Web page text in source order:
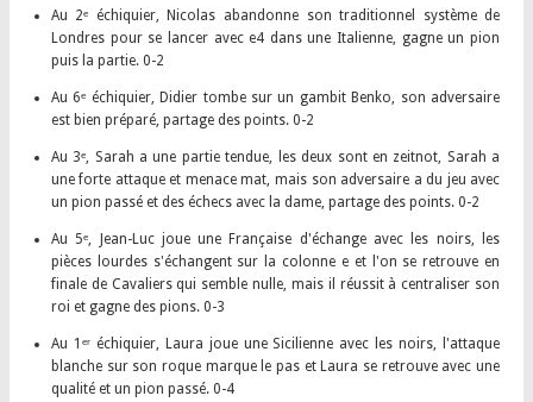
Au 2ᵉ échiquier, Nicolas abandonne son traditionnel système de
Londres pour se lancer avec e4 dans une Italienne, gagne un pion
puis la partie. 0-2
Au 6ᵉ échiquier, Didier tombe sur un gambit Benko, son adversaire
est bien préparé, partage des points. 0-2
Au 3ᵉ, Sarah a une partie tendue, les deux sont en zeitnot, Sarah a
une forte attaque et menace mat, mais son adversaire a du jeu avec
un pion passé et des échecs avec la dame, partage des points. 0-2
Au 5ᵉ, Jean-Luc joue une Française d'échange avec les noirs, les
pièces lourdes s'échangent sur la colonne e et l'on se retrouve en
finale de Cavaliers qui semble nulle, mais il réussit à centraliser son
roi et gagne des pions. 0-3
Au 1ᵉʳ échiquier, Laura joue une Sicilienne avec les noirs, l'attaque
blanche sur son roque marque le pas et Laura se retrouve avec une
qualité et un pion passé. 0-4